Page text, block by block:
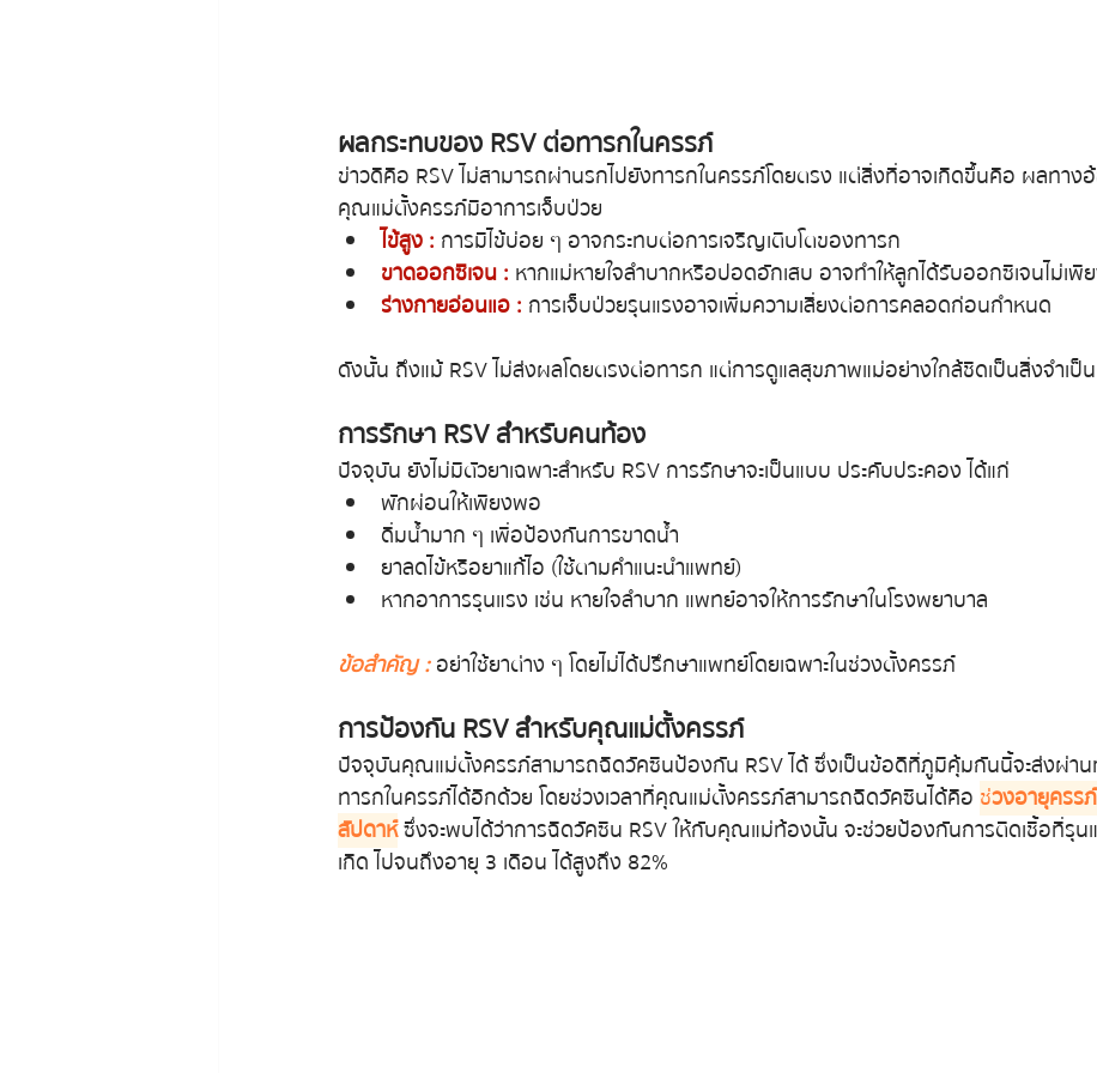
ผลกระทบของ RSV ต่อทารกในครรภ์
ข่าวดีคือ RSV ไม่สามารถผ่านรกไปยังทารกในครรภ์โดยตรง แต่สิ่งที่อาจเกิดขึ้นคือ ผลทาง
คุณแม่ตั้งครรภ์มีอาการเจ็บป่วย
ไข้สูง : การมีไข้บ่อย ๆ อาจกระทบต่อการเจริญเติบโตของทารก
ขาดออกซิเจน : หากแม่หายใจลำบากหรือปอดอักเสบ อาจทำให้ลูกได้รับออกซิเจนไม่เพี
ร่างกายอ่อนแอ : การเจ็บป่วยรุนแรงอาจเพิ่มความเสี่ยงต่อการคลอดก่อนกำหนด
ดังนั้น ถึงแม้ RSV ไม่ส่งผลโดยตรงต่อทารก แต่การดูแลสุขภาพแม่อย่างใกล้ชิดเป็นสิ่งจำเป็น
การรักษา RSV สำหรับคนท้อง
ปัจจุบัน ยังไม่มีตัวยาเฉพาะสำหรับ RSV การรักษาจะเป็นแบบ ประคับประคอง ได้แก่
พักผ่อนให้เพียงพอ
ดื่มน้ำมาก ๆ เพื่อป้องกันการขาดน้ำ
ยาลดไข้หรือยาแก้ไอ (ใช้ตามคำแนะนำแพทย์)
หากอาการรุนแรง เช่น หายใจลำบาก แพทย์อาจให้การรักษาในโรงพยาบาล
ข้อสำคัญ : อย่าใช้ยาต่าง ๆ โดยไม่ได้ปรึกษาแพทย์โดยเฉพาะในช่วงตั้งครรภ์
การป้องกัน RSV สำหรับคุณแม่ตั้งครรภ์
ปัจจุบันคุณแม่ตั้งครรภ์สามารถฉีดวัคซีนป้องกัน RSV ได้ ซึ่งเป็นข้อดีที่ภูมิคุ้มกันนี้จะส่งผ่าน
ทารกในครรภ์ได้อีกด้วย โดยช่วงเวลาที่คุณแม่ตั้งครรภ์สามารถฉีดวัคซีนได้คือ ช่วงอายุครร
สัปดาห์ ซึ่งจะพบได้ว่าการฉีดวัคซีน RSV ให้กับคุณแม่ท้องนั้น จะช่วยป้องกันการติดเชื้อที่รุน
เกิด ไปจนถึงอายุ 3 เดือน ได้สูงถึง 82%